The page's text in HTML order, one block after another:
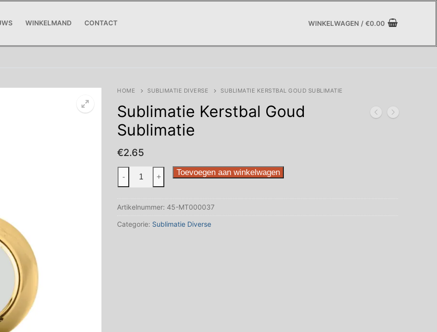
WINKELMAND CONTACT WINKELWAGEN / €0.00
HOME SUBLIMATIE DIVERSE SUBLIMATIE KERSTBAL GOUD SUBLIMATIE
Sublimatie Kerstbal Goud
Sublimatie
€2.65
Sublimatie
Sublimatie
aantal
- + Toevoegen aan winkelwagen
Artikelnummer: 45-MT000037
Categorie: Sublimatie Diverse